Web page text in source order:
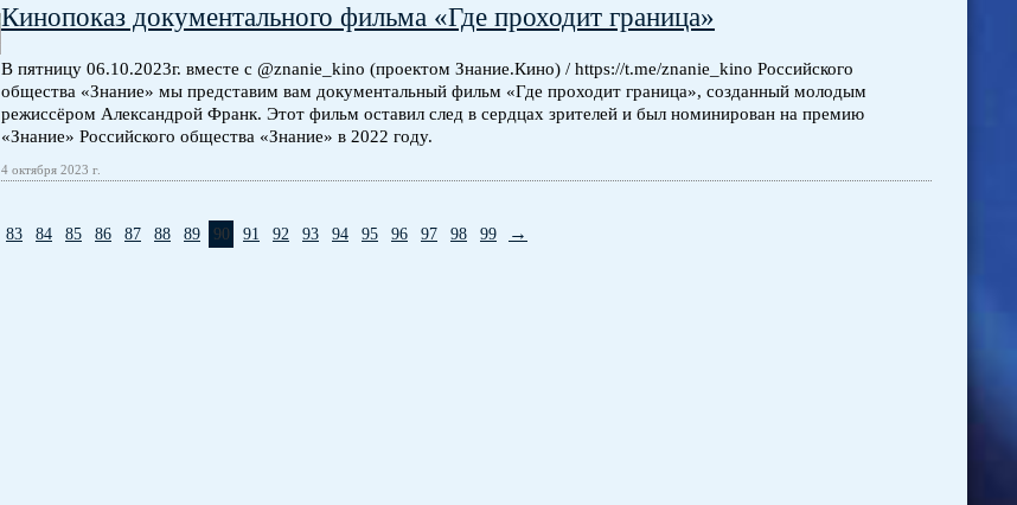
Кинопоказ документального фильма «Где проходит граница»
В пятницу 06.10.2023г. вместе с @znanie_kino (проектом Знание.Кино) / https://t.me/znanie_kino Российского
общества «Знание» мы представим вам документальный фильм «Где проходит граница», созданный молодым
режиссёром Александрой Франк. Этот фильм оставил след в сердцах зрителей и был номинирован на премию
«Знание» Российского общества «Знание» в 2022 году.
4 октября 2023 г.
83 84 85 86 87 88 89 90 91 92 93 94 95 96 97 98 99 →